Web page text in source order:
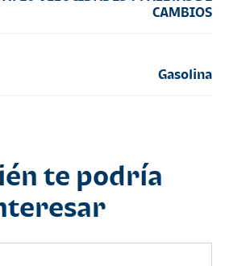
CAMBIOS
Gasolina
te podría